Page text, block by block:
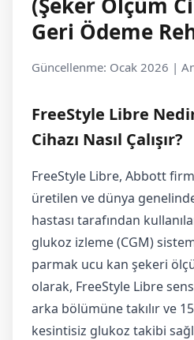
Geri Ödeme
Güncellenme: Ocak 2026 |
FreeStyle Libre
Cihazı Nasıl Çalışır?
FreeStyle Libre, Abbott
üretilen ve dünya
hastası tarafından
glukoz izleme (CGM)
parmak ucu kan şekeri
olarak, FreeStyle Libre
arka bölümüne takılır ve
kesintisiz glukoz takibi